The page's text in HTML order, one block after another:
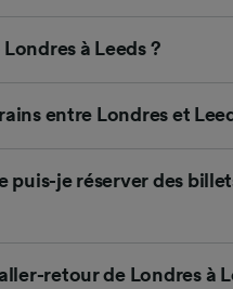
à Leeds ?
entre Londres et
puis-je réserver des
retour de Londres à